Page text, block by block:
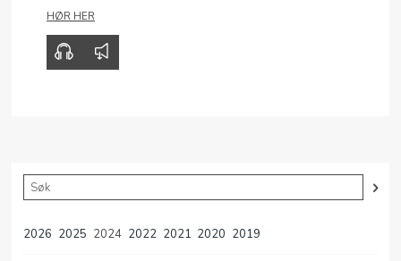
00:00
HØR HER
2026 2025 2024 2022 2021 2020 2019